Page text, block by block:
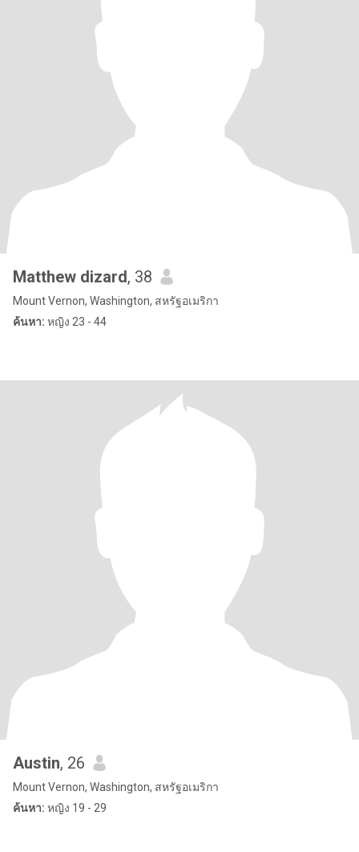
Matthew dizard, 38
Mount Vernon, Washington, สหรัฐอเมริกา
ค้นหา: หญิง 23 - 44
Austin, 26
Mount Vernon, Washington, สหรัฐอเมริกา
ค้นหา: หญิง 19 - 29